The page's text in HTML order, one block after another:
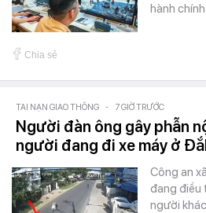
hành
Chia sẻ
TAI NẠN GIAO THÔNG - 7 GIỜ TRƯỚC
Người đàn ông gây phẫn
người đang đi xe máy ở
Công an
đang điều
người